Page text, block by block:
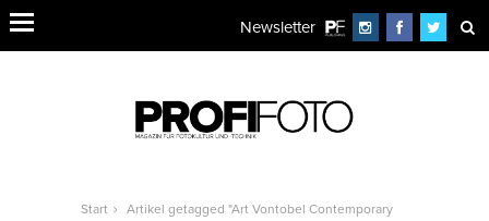
Newsletter
Start
Artikel getagged "Art Vontobel Contemporary